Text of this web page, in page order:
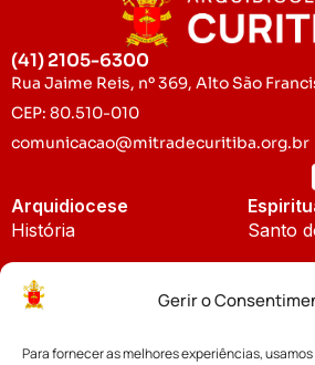
Gerir o
Para fornecer as melhores experiências,
(41) 2105-6300
Rua Jaime Reis, nº 369, Alto São
CEP: 80.510-010
comunicacao@mitradecuritiba.org.br
Arquidiocese
História
Padroeira
Santo
Notícias
Cúria